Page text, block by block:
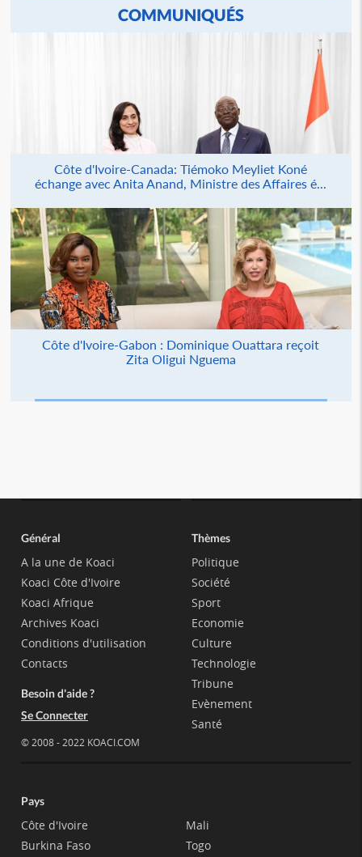
COMMUNIQUÉS
Côte d'Ivoire-Canada: Tiémoko Meyliet Koné
échange avec Anita Anand, Ministre des Affaires é...
Côte d'Ivoire-Gabon : Dominique Ouattara reçoit
Zita Oligui Nguema
Général
A la une de Koaci
Koaci Côte d'Ivoire
Koaci Afrique
Archives Koaci
Conditions d'utilisation
Contacts
Besoin d'aide ?
Se Connecter
© 2008 - 2022 KOACI.COM
Thèmes
Politique
Société
Sport
Economie
Culture
Technologie
Tribune
Evènement
Santé
Pays
Côte d'Ivoire
Burkina Faso
Mali
Togo